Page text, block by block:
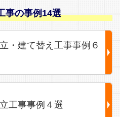
事の事例14選
・建て替え工事事例６
工事事例４選